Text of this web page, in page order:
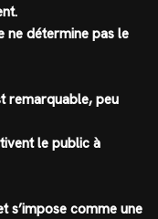
ne détermine pas le
remarquable, peu
le public à
s’impose comme une